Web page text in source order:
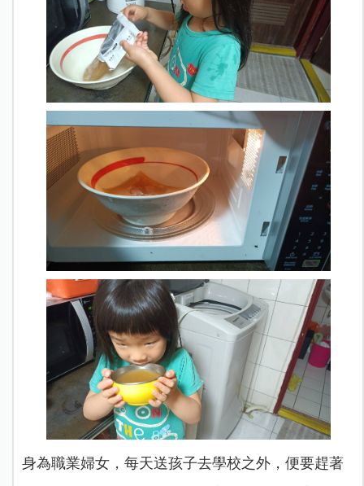
身為職業婦女，每天送孩子去學校之外，便要趕著